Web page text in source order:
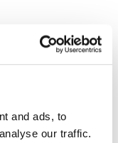
and ads, to
our traffic.
リティ